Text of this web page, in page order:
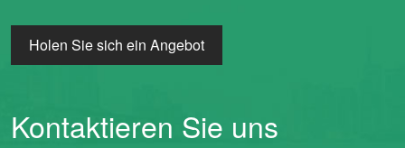
Holen Sie sich ein Angebot
Kontaktieren Sie uns